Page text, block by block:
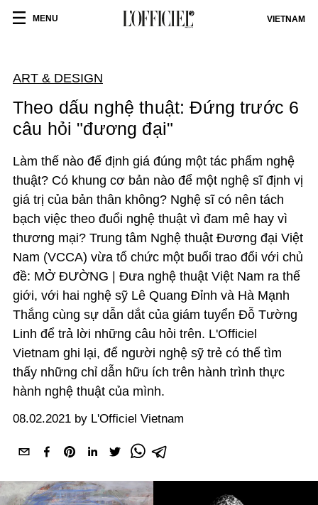
MENU VIETNAM
ART & DESIGN
Theo dấu nghệ thuật: Đứng trước 6
câu hỏi "đương đại"
Làm thế nào để định giá đúng một tác phẩm nghệ
thuật? Có khung cơ bản nào để một nghệ sĩ định vị
giá trị của bản thân không? Nghệ sĩ có nên tách
bạch việc theo đuổi nghệ thuật vì đam mê hay vì
thương mại? Trung tâm Nghệ thuật Đương đại Việt
Nam (VCCA) vừa tổ chức một buổi trao đổi với chủ
đề: MỞ ĐƯỜNG | Đưa nghệ thuật Việt Nam ra thế
giới, với hai nghệ sỹ Lê Quang Đỉnh và Hà Mạnh
Thắng cùng sự dẫn dắt của giám tuyển Đỗ Tường
Linh để trả lời những câu hỏi trên. L'Officiel
Vietnam ghi lại, để người nghệ sỹ trẻ có thể tìm
thấy những chỉ dẫn hữu ích trên hành trình thực
hành nghệ thuật của mình.
08.02.2021 by L'Officiel Vietnam